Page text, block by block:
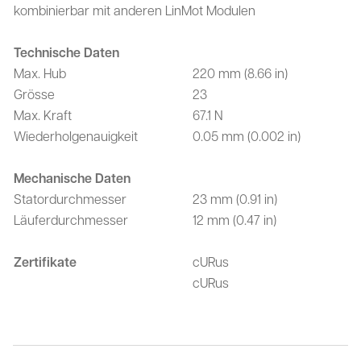
kombinierbar mit anderen LinMot Modulen
Technische Daten
Max. Hub
220 mm (8.66 in)
Grösse
23
Max. Kraft
67.1 N
Wiederholgenauigkeit
0.05 mm (0.002 in)
Mechanische Daten
Statordurchmesser
23 mm (0.91 in)
Läuferdurchmesser
12 mm (0.47 in)
Zertifikate
cURus
cURus